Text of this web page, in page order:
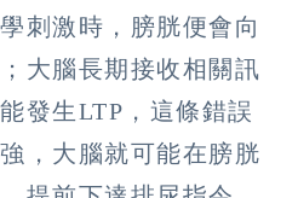
刺激時，膀胱便會向
大腦長期接收相關訊
發生LTP，這條錯誤
，大腦就可能在膀胱